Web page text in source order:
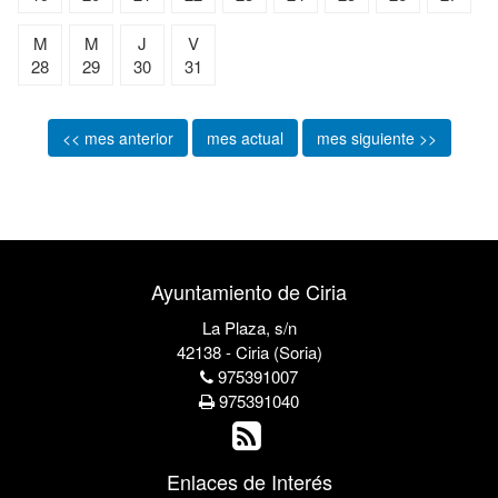
M
28
M
29
J
30
V
31
<< mes anterior mes actual mes siguiente >>
Ayuntamiento de Ciria
La Plaza, s/n
42138 - Ciria (Soria)
975391007
975391040
Enlaces de Interés